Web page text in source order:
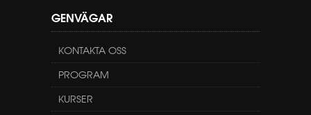
GENVÄGAR
KONTAKTA OSS
PROGRAM
KURSER